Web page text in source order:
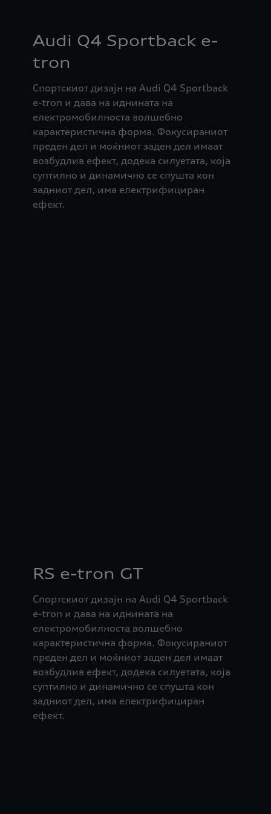
Audi Q4 Sportback e-
tron
Спортскиот дизајн на Audi Q4 Sportback
e-tron и дава на иднината на
електромобилноста волшебно
карактеристична форма. Фокусираниот
преден дел и моќниот заден дел имаат
возбудлив ефект, додека силуетата, која
суптилно и динамично се спушта кон
задниот дел, има електрифициран
ефект.
RS e-tron GT
Спортскиот дизајн на Audi Q4 Sportback
e-tron и дава на иднината на
електромобилноста волшебно
карактеристична форма. Фокусираниот
преден дел и моќниот заден дел имаат
возбудлив ефект, додека силуетата, која
суптилно и динамично се спушта кон
задниот дел, има електрифициран
ефект.